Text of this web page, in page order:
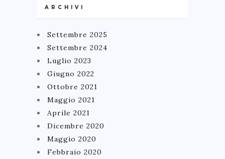
ARCHIVI
Settembre 2025
Settembre 2024
Luglio 2023
Giugno 2022
Ottobre 2021
Maggio 2021
Aprile 2021
Dicembre 2020
Maggio 2020
Febbraio 2020